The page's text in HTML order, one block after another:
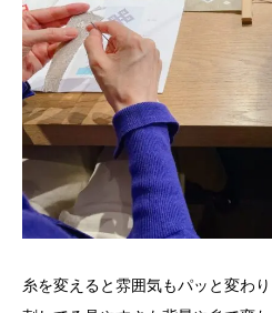
糸を変えると雰囲気もパッと変わり